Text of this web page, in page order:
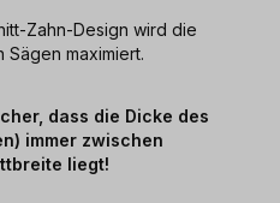
Zahn-Design wird die
maximiert.
dass die Dicke des
immer zwischen
liegt!